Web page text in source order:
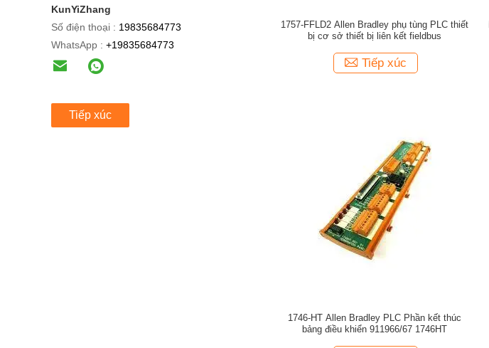
KunYiZhang
Số điện thoại : 19835684773
WhatsApp : +19835684773
Tiếp xúc
1757-FFLD2 Allen Bradley phụ tùng PLC thiết
bị cơ sở thiết bị liên kết fieldbus
Tiếp xúc
1746-HT Allen Bradley PLC Phần kết thúc
bảng điều khiển 911966/67 1746HT